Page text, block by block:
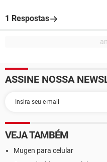
1 Respostas
ASSINE NOSSA
VEJA TAMBÉM
Mugen para celular